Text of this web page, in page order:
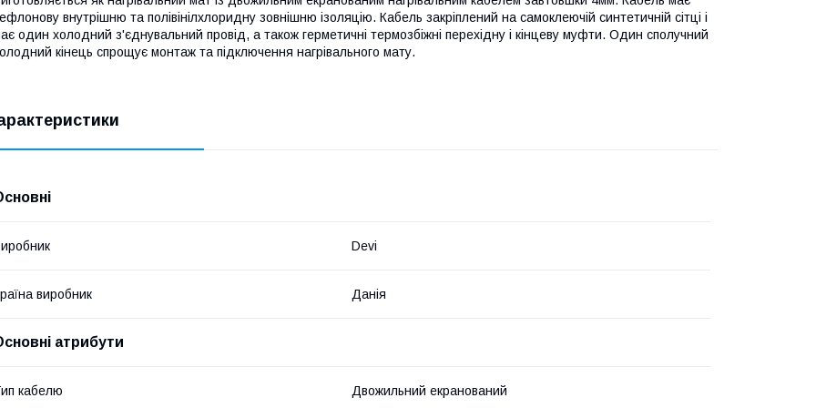
внутрішню та полівінілхлоридну зовнішню ізоляцію. Кабель закріплений на самоклеючій синтетичній сітці і
один холодний з'єднувальний провід, а також герметичні термозбіжні перехідну і кінцеву муфти. Один сполучний
кінець спрощує монтаж та підключення нагрівального мату.
Devi
виробник Данія
атрибути
кабелю Двожильний екранований